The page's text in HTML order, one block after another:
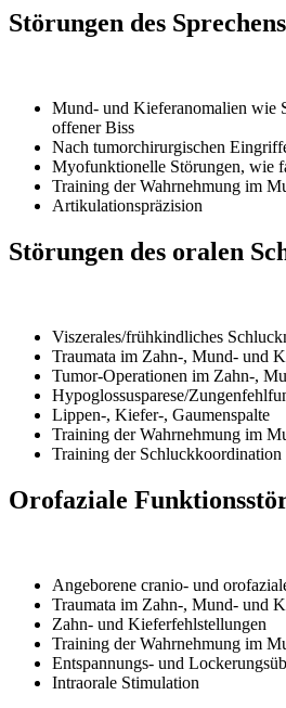
Störungen des
Mund- und Kieferanomalien wie
offener Biss
Nach tumorchirurgischen
Myofunktionelle Störungen, wie
Training der Wahrnehmung im
Artikulationspräzision
Störungen des oralen
Viszerales/frühkindliches
Traumata im Zahn-, Mund- und
Tumor-Operationen im Zahn-,
Hypoglossusparese/
Lippen-, Kiefer-, Gaumenspalte
Training der Wahrnehmung im
Training der
Orofaziale
Angeborene cranio- und
Traumata im Zahn-, Mund- und
Zahn- und Kieferfehlstellungen
Training der Wahrnehmung im
Entspannungs- und
Intraorale Stimulation